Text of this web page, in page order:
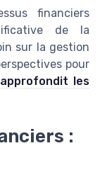
financiers
de la
sur la gestion
pour
les
: